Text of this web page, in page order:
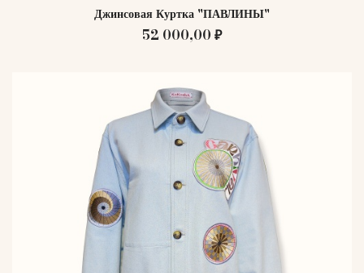
Джинсовая Куртка "ПАВЛИНЫ"
52 000,00 ₽